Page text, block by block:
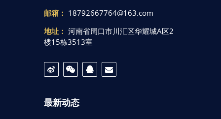
邮箱： 18792667764@163.com
地址： 河南省周口市川汇区华耀城A区2
楼15栋3513室
最新动态